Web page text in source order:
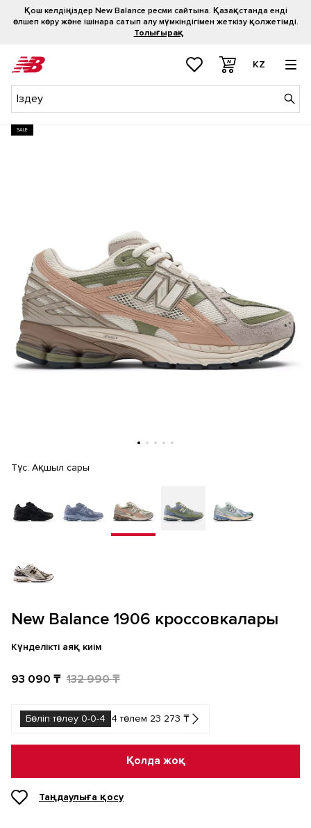
Қош келдіңіздер New Balance ресми сайтына. Қазақстанда енді
өлшеп көру және ішінара сатып алу мүмкіндігімен жеткізу қолжетімді.
Толығырақ
KZ
SALE
New Balance 1906 кроссовкалары
Күнделікті аяқ киім
93 090 ₸ 132 990 ₸
Бөліп төлеу 0-0-4 4 төлем 23 273 ₸
Түс: Ақшыл сары
Қолда жоқ
Таңдаулыға қосу